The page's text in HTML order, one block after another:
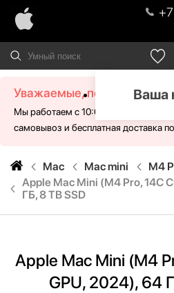
Ваша
Уважаемые, посетители!
Мы работаем с 10:00 - 21:00 без
самовывоз и бесплатная доставка
Mac Mac mini
M4
Apple Mac Mini (M4 Pro, 14C
ГБ, 8 TB SSD
Apple Mac Mini (M4
GPU, 2024), 64